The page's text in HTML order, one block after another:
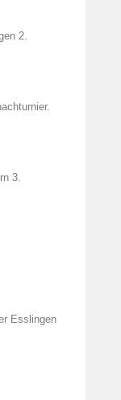
2.
3.
Esslingen